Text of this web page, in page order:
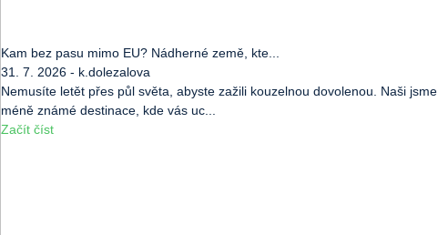
Kam bez pasu mimo EU? Nádherné země, kte...
31. 7. 2026 - k.dolezalova
Nemusíte letět přes půl světa, abyste zažili kouzelnou dovolenou. Naši jsme
méně známé destinace, kde vás uc...
Začít číst